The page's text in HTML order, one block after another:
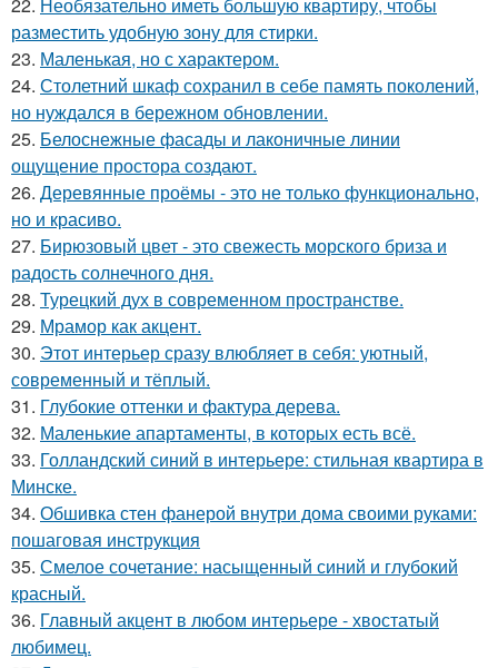
разместить удобную зону для стирки.
23. Маленькая, но с характером.
24. Столетний шкаф сохранил в себе память поколений,
но нуждался в бережном обновлении.
25. Белоснежные фасады и лаконичные линии
ощущение простора создают.
26. Деревянные проёмы - это не только функционально,
но и красиво.
27. Бирюзовый цвет - это свежесть морского бриза и
радость солнечного дня.
28. Турецкий дух в современном пространстве.
29. Мрамор как акцент.
30. Этот интерьер сразу влюбляет в себя: уютный,
современный и тёплый.
31. Глубокие оттенки и фактура дерева.
32. Маленькие апартаменты, в которых есть всё.
33. Голландский синий в интерьере: стильная квартира в
Минске.
34. Обшивка стен фанерой внутри дома своими руками:
пошаговая инструкция
35. Смелое сочетание: насыщенный синий и глубокий
красный.
36. Главный акцент в любом интерьере - хвостатый
любимец.